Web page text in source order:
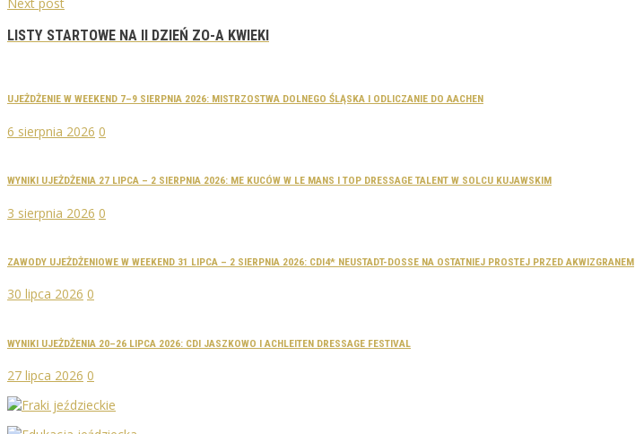
Next post
LISTY STARTOWE NA II DZIEŃ ZO-A KWIEKI
UJEŻDŻENIE W WEEKEND 7–9 SIERPNIA 2026: MISTRZOSTWA DOLNEGO ŚLĄSKA I ODLICZANIE DO AACHEN
6 sierpnia 2026 0
WYNIKI UJEŻDŻENIA 27 LIPCA – 2 SIERPNIA 2026: ME KUCÓW W LE MANS I TOP DRESSAGE TALENT W SOLCU KUJAWSKIM
3 sierpnia 2026 0
ZAWODY UJEŻDŻENIOWE W WEEKEND 31 LIPCA – 2 SIERPNIA 2026: CDI4* NEUSTADT-DOSSE NA OSTATNIEJ PROSTEJ PRZED AKWIZGRANEM
30 lipca 2026 0
WYNIKI UJEŻDŻENIA 20–26 LIPCA 2026: CDI JASZKOWO I ACHLEITEN DRESSAGE FESTIVAL
27 lipca 2026 0